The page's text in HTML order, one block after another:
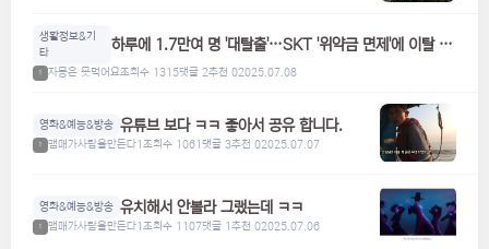
생활정보&기
타
하루에 1.7만여 명 '대탈출'…SKT '위약금 면제'에 이탈 급
1 자몽은 못먹어요조회수 1315댓글 2추천 02025.07.08
영화&예능&방송 유튜브 보다 ㅋㅋ 좋아서 공유 합니다.
1 맴매가사람을만든다1조회수 1061댓글 3추천 02025.07.07
영화&예능&방송 유치해서 안볼라 그랬는데 ㅋㅋ
1 맴매가사람을만든다1조회수 1107댓글 1추천 02025.07.06